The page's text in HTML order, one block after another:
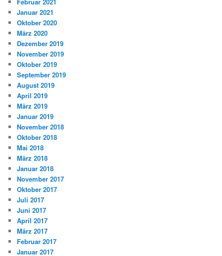
Januar 2021
Oktober 2020
März 2020
Dezember 2019
November 2019
Oktober 2019
September 2019
August 2019
April 2019
März 2019
Januar 2019
November 2018
Oktober 2018
Mai 2018
März 2018
Januar 2018
November 2017
Oktober 2017
Juli 2017
Juni 2017
April 2017
März 2017
Februar 2017
Januar 2017